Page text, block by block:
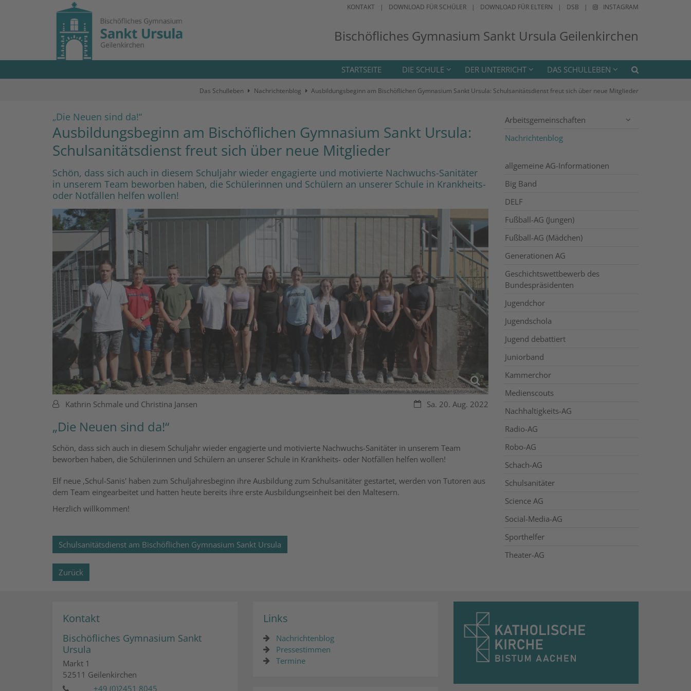
KONTAKT DOWNLOAD FÜR SCHÜLER DOWNLOAD FÜR ELTERN DSB INSTAGRAM
Bischöfliches Gymnasium Sankt Ursula Geilenkirchen
STARTSEITE DIE SCHULE DER UNTERRICHT DAS SCHULLEBEN
Das Schulleben Nachrichtenblog Ausbildungsbeginn am Bischöflichen Gymnasium Sankt Ursula: Schulsanitätsdienst freut sich über neue Mitglieder
„Die Neuen sind da!“:
Ausbildungsbeginn am Bischöflichen Gymnasium Sankt Ursula:
Schulsanitätsdienst freut sich über neue Mitglieder
Schön, dass sich auch in diesem Schuljahr wieder engagierte und motivierte Nachwuchs-Sanitäter
in unserem Team beworben haben, die Schülerinnen und Schülern an unserer Schule in Krankheits-
oder Notfällen helfen wollen!
© Bischöfliches Gymnasium St. Ursula Geilenkirchen (Christina Jansen)
Datum:Sa. 20. Aug. 2022
Von:Kathrin Schmale und Christina Jansen
„Die Neuen sind da!“
Schön, dass sich auch in diesem Schuljahr wieder engagierte und motivierte Nachwuchs-Sanitäter in unserem Team
beworben haben, die Schülerinnen und Schülern an unserer Schule in Krankheits- oder Notfällen helfen wollen!
Elf neue ,Schul-Sanis' haben zum Schuljahresbeginn ihre Ausbildung zum Schulsanitäter gestartet, werden von Tutoren aus
dem Team eingearbeitet und hatten heute bereits ihre erste Ausbildungseinheit bei den Maltesern.
Herzlich willkommen!
Schulsanitätsdienst am Bischöflichen Gymnasium Sankt Ursula
Zurück
Arbeitsgemeinschaften
Nachrichtenblog
allgemeine AG-Informationen
Big Band
DELF
Fußball-AG (Jungen)
Fußball-AG (Mädchen)
Generationen AG
Geschichtswettbewerb des
Bundespräsidenten
Jugendchor
Jugendschola
Jugend debattiert
Juniorband
Kammerchor
Medienscouts
Nachhaltigkeits-AG
Radio-AG
Robo-AG
Schach-AG
Schulsanitäter
Science AG
Social-Media-AG
Sporthelfer
Theater-AG
Kontakt
Bischöfliches Gymnasium Sankt
Ursula
Markt 1
52511 Geilenkirchen
+49 (0)2451 8045
Links
Nachrichtenblog
Pressestimmen
Termine